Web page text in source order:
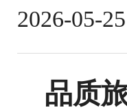
2026-05-
品质